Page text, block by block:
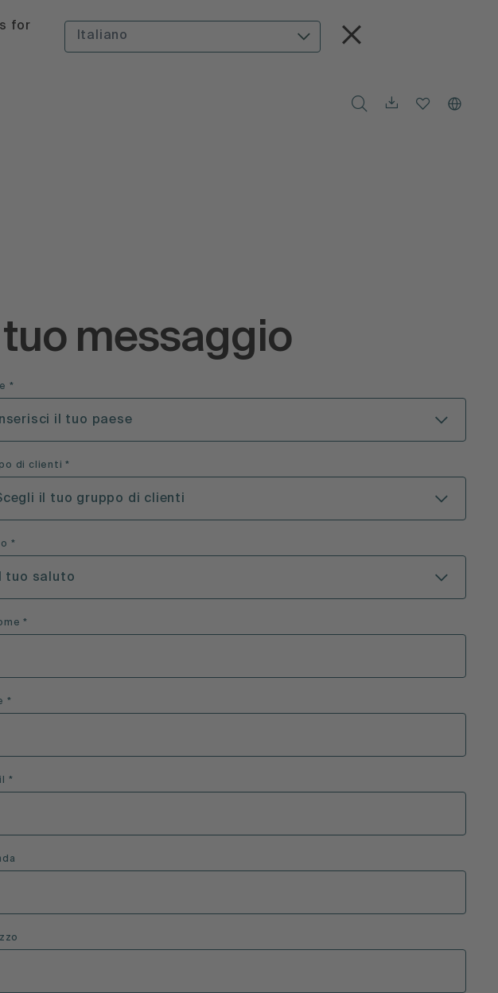
for
Italiano
tuo messaggio
*
Inserisci il tuo paese
di clienti *
il tuo gruppo di clienti
*
Il tuo saluto
*
*
*